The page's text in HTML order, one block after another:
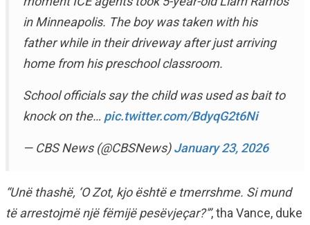
in Minneapolis. The boy was taken with his
father while in their driveway after just arriving
home from his preschool classroom.
School officials say the child was used as bait to
knock on the… pic.twitter.com/BdyqG2t6Ni
— CBS News (@CBSNews)January 23, 2026
“Unë thashë, ‘O Zot, kjo është e tmerrshme. Si mund
të arrestojmë një fëmijë pesëvjeçar?'”, tha Vance, duke